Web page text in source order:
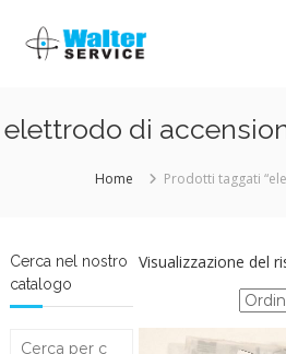
content
Walter
Service
parti
Walter
Service
Srl
elettrodo di
Home Prodotti taggati
Visualizzazione del
Cerca nel nostro
catalogo